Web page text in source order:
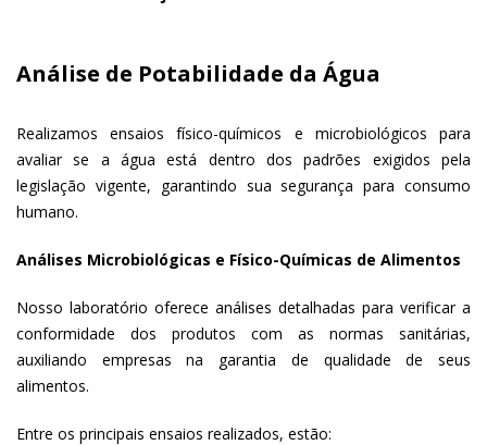
Análise de Potabilidade da Água
Realizamos ensaios físico-químicos e microbiológicos para
avaliar se a água está dentro dos padrões exigidos pela
legislação vigente, garantindo sua segurança para consumo
humano.
Análises Microbiológicas e Físico-Químicas de Alimentos
Nosso laboratório oferece análises detalhadas para verificar a
conformidade dos produtos com as normas sanitárias,
auxiliando empresas na garantia de qualidade de seus
alimentos.
Entre os principais ensaios realizados, estão: